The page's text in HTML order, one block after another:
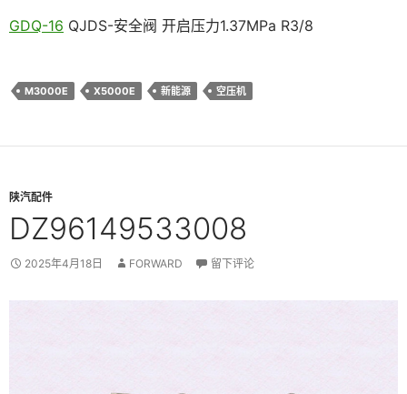
GDQ-16 QJDS-安全阀 开启压力1.37MPa R3/8
M3000E X5000E 新能源 空压机
陕汽配件
DZ96149533008
2025年4月18日 FORWARD 留下评论